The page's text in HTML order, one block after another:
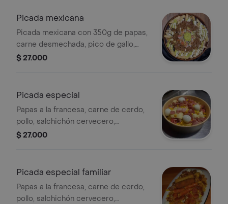
Picada mexicana
Picada mexicana con 350g de papas,
carne desmechada, pico de gallo,
guacamole, sour cream y queso
$ 27.000
Picada especial
Papas a la francesa, carne de cerdo,
pollo, salchichón cervecero,
salchicha, queso, huevos de codorniz,
$ 27.000
Picada especial familiar
Papas a la francesa, carne de cerdo,
pollo, salchichón cervecero,